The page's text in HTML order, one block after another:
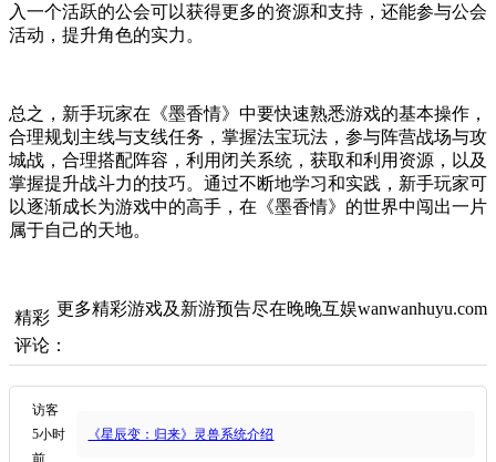
入一个活跃的公会可以获得更多的资源和支持，还能参与公会
活动，提升角色的实力。
总之，新手玩家在《墨香情》中要快速熟悉游戏的基本操作，
合理规划主线与支线任务，掌握法宝玩法，参与阵营战场与攻
城战，合理搭配阵容，利用闭关系统，获取和利用资源，以及
掌握提升战斗力的技巧。通过不断地学习和实践，新手玩家可
以逐渐成长为游戏中的高手，在《墨香情》的世界中闯出一片
属于自己的天地。
更多精彩游戏及新游预告尽在晚晚互娱wanwanhuyu.com
精彩
评论：
访客
5小时
前
《星辰变：归来》灵兽系统介绍